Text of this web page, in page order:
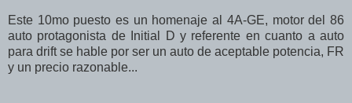
Este 10mo puesto es un homenaje al 4A-GE, motor del 86
auto protagonista de Initial D y referente en cuanto a auto
para drift se hable por ser un auto de aceptable potencia, FR
y un precio razonable...